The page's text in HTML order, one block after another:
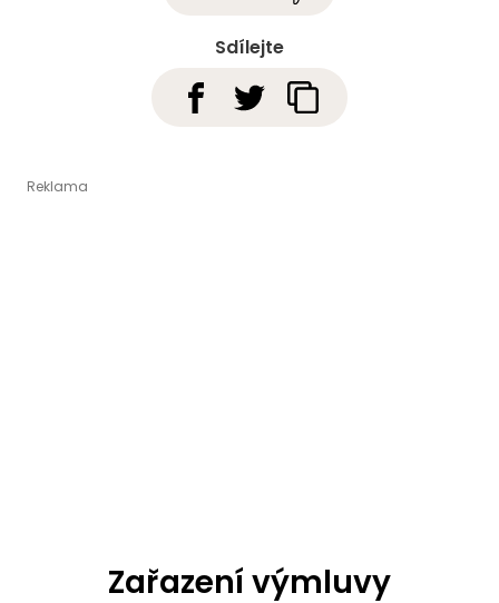
Sdílejte
Zařazení výmluvy